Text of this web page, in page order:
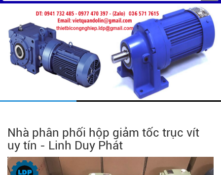
Nhà phân phối hộp giảm tốc trục vít
uy tín - Linh Duy Phát